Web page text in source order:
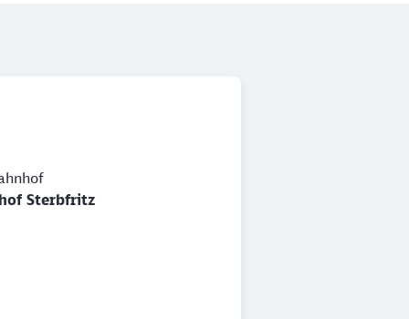
Sterbfritz